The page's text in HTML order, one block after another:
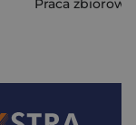
,Pasternak
Praca zbiorowa